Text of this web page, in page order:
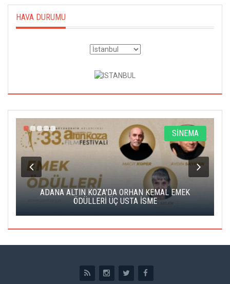
HAVA DURUMU
SİNEMA
ADANA ALTIN KOZA'DA ORHAN KEMAL EMEK
ÖDÜLLERİ ÜÇ USTA İSME